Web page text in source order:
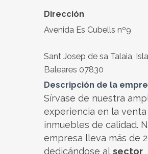
Dirección
Avenida Es Cubells nº9
Sant Josep de sa Talaia,
Baleares 07830
Descripción de la
Sírvase de nuestra
experiencia en la venta
inmuebles de calidad.
empresa lleva más de
dedicándose al sector